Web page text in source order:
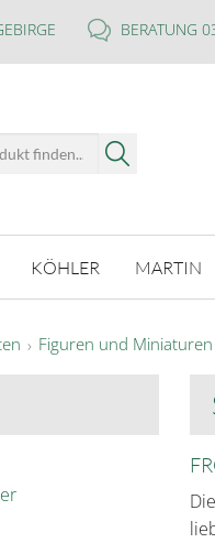
BERATUNG
KÖHLER MARTIN
Figuren und Miniaturen
Die